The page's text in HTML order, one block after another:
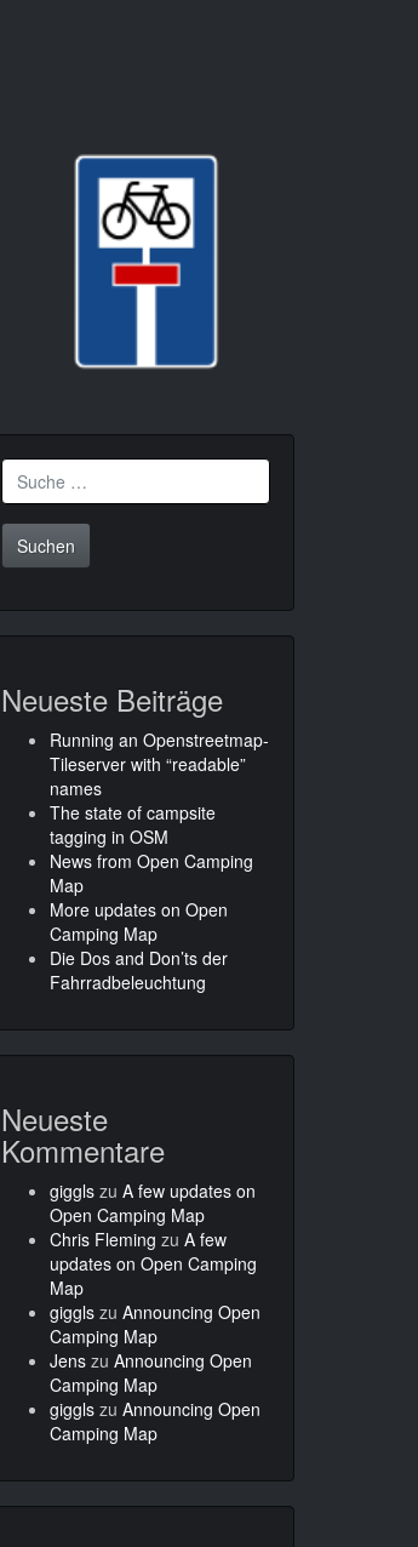
Suche
nach:
Neueste Beiträge
Running an Openstreetmap-
Tileserver with “readable”
names
The state of campsite
tagging in OSM
News from Open Camping
Map
More updates on Open
Camping Map
Die Dos and Don’ts der
Fahrradbeleuchtung
Neueste
Kommentare
gigglszu A few updates on
Open Camping Map
Chris Fleming zu A few
updates on Open Camping
Map
gigglszu Announcing Open
Camping Map
Jenszu Announcing Open
Camping Map
gigglszu Announcing Open
Camping Map